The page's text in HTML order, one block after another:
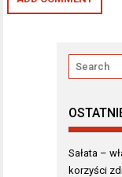
Sałata –
korzyści